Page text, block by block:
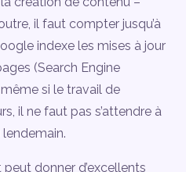
il faut compter jusqu’à
indexe les mises à jour
(Search Engine
si le travail de
il ne faut pas s’attendre à
lendemain.
donner d’excellents